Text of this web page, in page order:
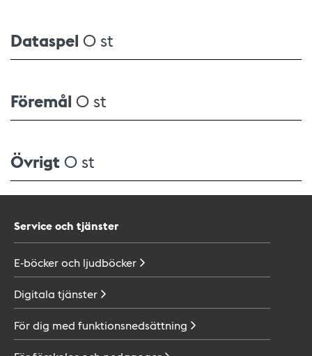
Dataspel 0 st
Föremål 0 st
Övrigt 0 st
Service och tjänster
E-böcker och ljudböcker
Digitala tjänster
För dig med funktionsnedsättning